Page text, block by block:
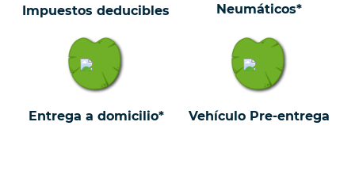
Impuestos deducibles
Neumáticos*
Entrega a domicilio* Vehículo Pre-entrega